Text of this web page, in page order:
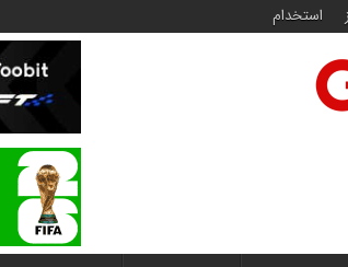
استخدام